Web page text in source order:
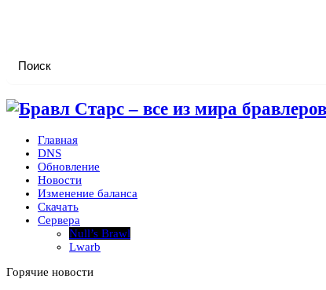
Главная
DNS
Обновление
Новости
Изменение баланса
Скачать
Сервера
Null’s Brawl
Lwarb
Горячие новости